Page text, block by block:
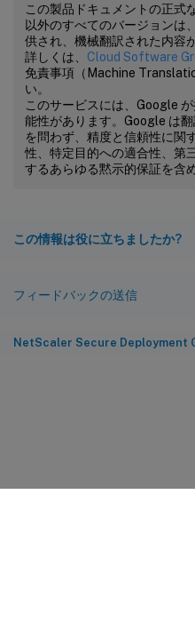
この製品ドキュメントの正式
以外のすべてのバージョンは
供され、機械翻訳された内容
詳しくは、 Cloud Software
免責事項（Machine
い。
このサービスには、Google
能性があります。Google は
を問わず、精度と信頼性に関
性、特定目的への適合性、第
するあらゆる黙示的保証を含
この情報は役に立ちましたか?
フィードバックの送信
NetScaler Secure Deployment